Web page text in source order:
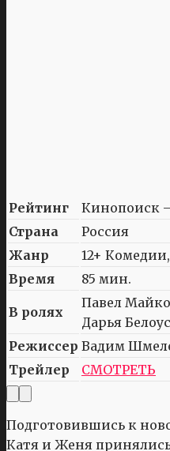
Рейтинг Кинопоиск
Страна
Россия
Жанр
12+
Время
85 мин.
В ролях
Павел
Дарья
Режиссер Вадим
Трейлер
СМОТРЕТЬ
Подготовившись к
Катя и Женя принялись